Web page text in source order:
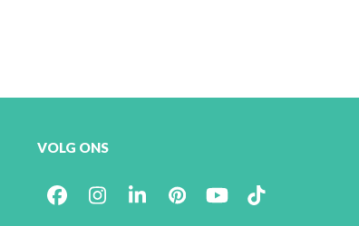
VOLG ONS
Facebook
Instagram
LinkedInPinterest
YouTube
Tiktok